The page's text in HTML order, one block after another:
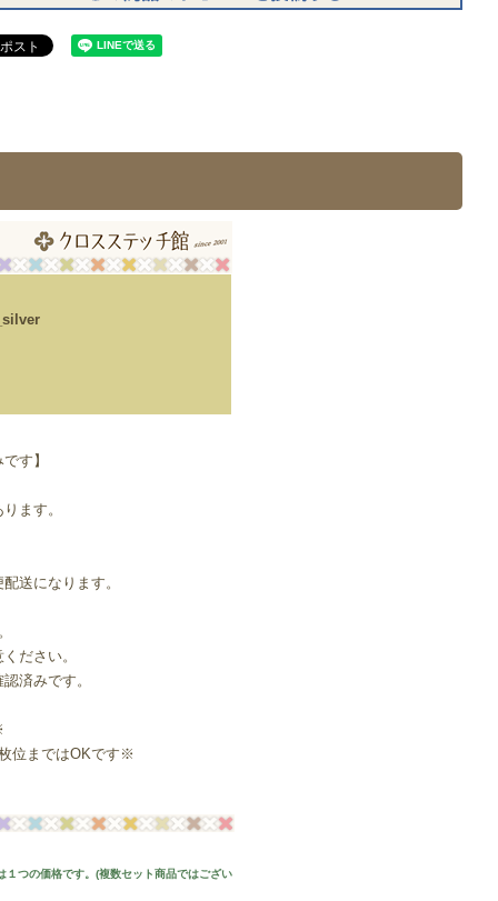
す】
ます。
送になります。
ださい。
済みです。
位まではOKです※
つの価格です。(複数セット商品ではござい